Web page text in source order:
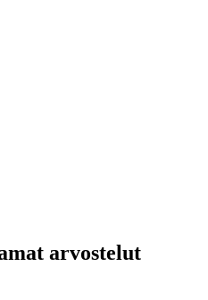
arvostelut